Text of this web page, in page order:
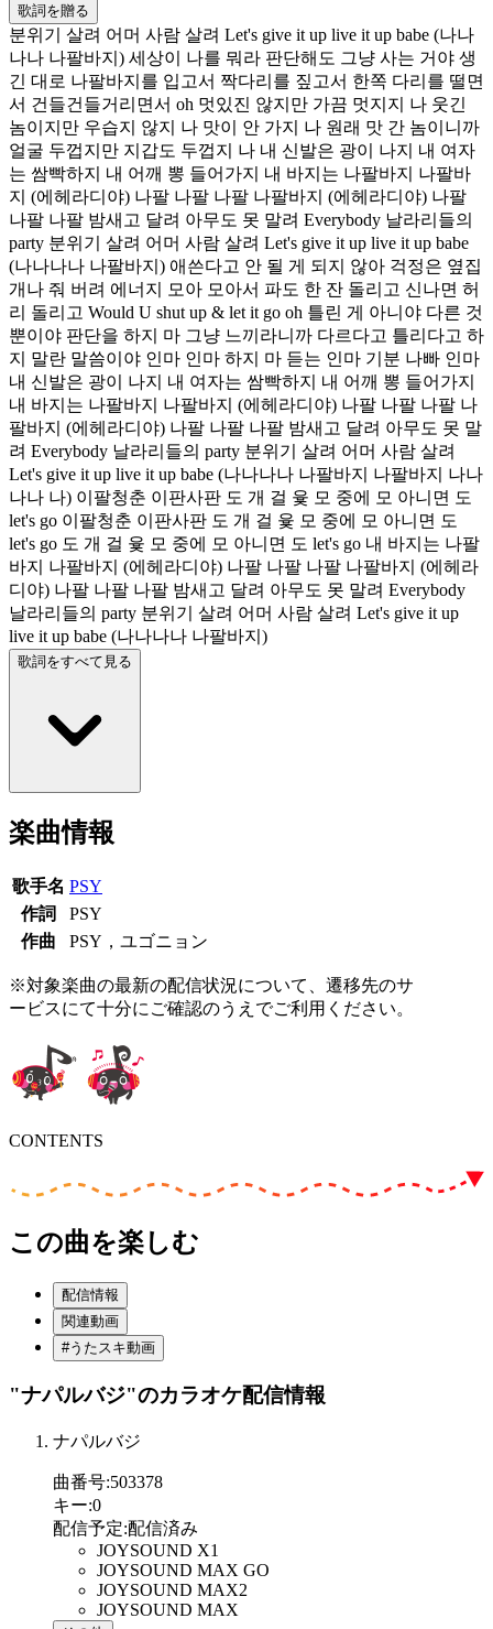
歌詞を贈る
분위기 살려 어머 사람 살려 Let's give it up live it up babe (나나
나나 나팔바지) 세상이 나를 뭐라 판단해도 그냥 사는 거야 생
긴 대로 나팔바지를 입고서 짝다리를 짚고서 한쪽 다리를 떨면
서 건들건들거리면서 oh 멋있진 않지만 가끔 멋지지 나 웃긴
놈이지만 우습지 않지 나 맛이 안 가지 나 원래 맛 간 놈이니까
얼굴 두껍지만 지갑도 두껍지 나 내 신발은 광이 나지 내 여자
는 쌈빡하지 내 어깨 뽕 들어가지 내 바지는 나팔바지 나팔바
지 (에헤라디야) 나팔 나팔 나팔 나팔바지 (에헤라디야) 나팔
나팔 나팔 밤새고 달려 아무도 못 말려 Everybody 날라리들의
party 분위기 살려 어머 사람 살려 Let's give it up live it up babe
(나나나나 나팔바지) 애쓴다고 안 될 게 되지 않아 걱정은 옆집
개나 줘 버려 에너지 모아 모아서 파도 한 잔 돌리고 신나면 허
리 돌리고 Would U shut up & let it go oh 틀린 게 아니야 다른 것
뿐이야 판단을 하지 마 그냥 느끼라니까 다르다고 틀리다고 하
지 말란 말씀이야 인마 인마 하지 마 듣는 인마 기분 나빠 인마
내 신발은 광이 나지 내 여자는 쌈빡하지 내 어깨 뽕 들어가지
내 바지는 나팔바지 나팔바지 (에헤라디야) 나팔 나팔 나팔 나
팔바지 (에헤라디야) 나팔 나팔 나팔 밤새고 달려 아무도 못 말
려 Everybody 날라리들의 party 분위기 살려 어머 사람 살려
Let's give it up live it up babe (나나나나 나팔바지 나팔바지 나나
나나 나) 이팔청춘 이판사판 도 개 걸 윷 모 중에 모 아니면 도
let's go 이팔청춘 이판사판 도 개 걸 윷 모 중에 모 아니면 도
let's go 도 개 걸 윷 모 중에 모 아니면 도 let's go 내 바지는 나팔
바지 나팔바지 (에헤라디야) 나팔 나팔 나팔 나팔바지 (에헤라
디야) 나팔 나팔 나팔 밤새고 달려 아무도 못 말려 Everybody
날라리들의 party 분위기 살려 어머 사람 살려 Let's give it up
live it up babe (나나나나 나팔바지)
歌詞をすべて見る
楽曲情報
歌手名 PSY
作詞
PSY
作曲
PSY，ユゴニョン
※対象楽曲の最新の配信状況について、遷移先のサ
ービスにて十分にご確認のうえでご利用ください。
CONTENTS
この曲を楽しむ
配信情報
関連動画
#うたスキ動画
"ナパルバジ"のカラオケ配信情報
ナパルバジ
曲番号:503378
キー:0
配信予定:配信済み
JOYSOUND X1
JOYSOUND MAX GO
JOYSOUND MAX2
JOYSOUND MAX